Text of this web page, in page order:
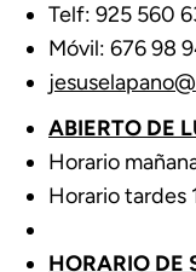
Telf: 925 560
Móvil: 676 98
ABIERTO DE
Horario
Horario tardes
HORARIO DE